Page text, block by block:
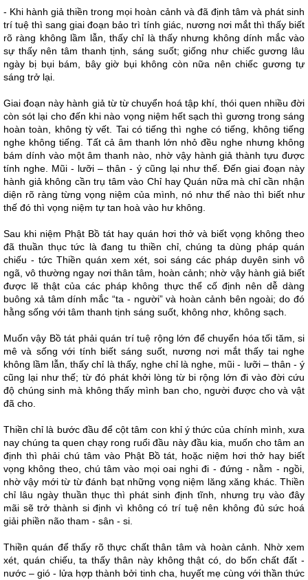
- Khi hành giả thiền trong mọi hoàn cảnh và đã định tâm và phát sinh
trí tuệ thì sang giai đoạn bảo trì tính giác, nương nơi mắt thì thấy biết
rõ ràng không lầm lẫn, thấy chỉ là thấy nhưng không dính mắc vào
sự thấy nên tâm thanh tịnh, sáng suốt; giống như chiếc gương lâu
ngày bị bụi bám, bây giờ bụi không còn nữa nên chiếc gương tự
sáng trở lại.
Giai đoạn này hành giả từ từ chuyển hoá tập khí, thói quen nhiều đời
còn sót lại cho đến khi nào vọng niệm hết sạch thì gương trong sáng
hoàn toàn, không tỳ vết. Tai có tiếng thì nghe có tiếng, không tiếng
nghe không tiếng. Tất cả âm thanh lớn nhỏ đều nghe nhưng không
bám dính vào một âm thanh nào, nhờ vậy hành giả thành tựu được
tính nghe. Mũi - lưỡi – thân - ý cũng lại như thế. Đến giai đoạn này
hành giả không cần trụ tâm vào Chỉ hay Quán nữa mà chỉ cần nhận
diện rõ ràng từng vọng niệm của mình, nó như thế nào thì biết như
thế đó thì vọng niệm tự tan hoà vào hư không.
Sau khi niệm Phật Bồ tát hay quán hơi thở và biết vọng không theo
đã thuần thục tức là đang tu thiền chỉ, chúng ta dùng pháp quán
chiếu - tức Thiền quán xem xét, soi sáng các pháp duyên sinh vô
ngã, vô thường ngay nơi thân tâm, hoàn cảnh; nhờ vậy hành giả biết
được lẽ thật của các pháp không thực thể cố định nên dễ dàng
buông xả tâm dính mắc “ta - người” và hoàn cảnh bên ngoài; do đó
hằng sống với tâm thanh tịnh sáng suốt, không nhơ, không sạch.
Muốn vậy Bồ tát phải quán trí tuệ rộng lớn để chuyển hóa tối tăm, si
mê và sống với tính biết sáng suốt, nương nơi mắt thấy tai nghe
không lầm lẫn, thấy chỉ là thấy, nghe chỉ là nghe, mũi - lưỡi – thân - ý
cũng lại như thế; từ đó phát khởi lòng từ bi rộng lớn đi vào đời cứu
độ chúng sinh mà không thấy mình ban cho, người được cho và vật
đã cho.
Thiền chỉ là bước đầu để cột tâm con khỉ ý thức của chính mình, xưa
nay chúng ta quen chạy rong ruổi đầu này đầu kia, muốn cho tâm an
định thì phải chú tâm vào Phật Bồ tát, hoặc niệm hơi thở hay biết
vọng không theo, chú tâm vào mọi oai nghi đi - đứng - nằm - ngồi,
nhờ vậy mới từ từ đánh bạt những vọng niệm lăng xăng khác. Thiền
chỉ lâu ngày thuần thục thì phát sinh định tĩnh, nhưng trụ vào đây
mãi sẽ trở thành si định vì không có trí tuệ nên không đủ sức hoá
giải phiền não tham - sân - si.
Thiền quán để thấy rõ thực chất thân tâm và hoàn cảnh. Nhờ xem
xét, quán chiếu, ta thấy thân này không thật có, do bốn chất đất -
nước – gió - lửa hợp thành bởi tinh cha, huyết mẹ cùng với thần thức